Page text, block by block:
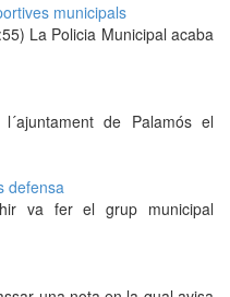
municipals
La Policia Municipal acaba
de Palamós el
defensa
va fer el grup municipal